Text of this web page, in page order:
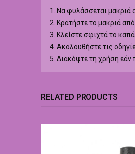
Να φυλάσσεται μακριά
Κρατήστε το μακριά
Κλείστε σφιχτά το
Ακολουθήστε τις
Διακόψτε τη χρήση εάν
RELATED PRODUCTS